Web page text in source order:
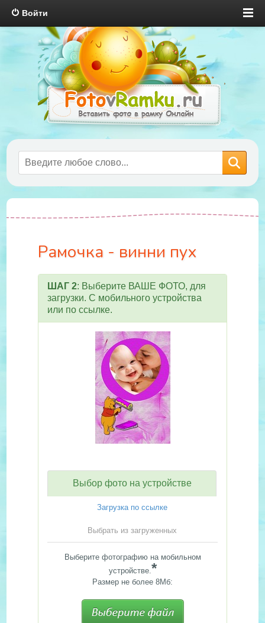
Войти
Рамочка - винни пух
ШАГ 2: Выберите ВАШЕ ФОТО, для
загрузки. С мобильного устройства
или по ссылке.
Выбор фото на устройстве
Загрузка по ссылке
Выбрать из загруженных
Выберите фотографию на мобильном
устройстве.*
Размер не более 8Мб: